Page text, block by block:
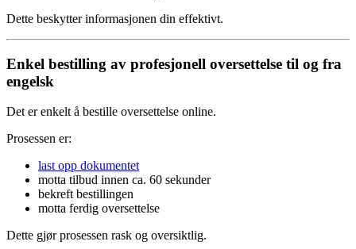
Dette beskytter informasjonen din effektivt.
Enkel bestilling av profesjonell oversettelse til og fra
engelsk
Det er enkelt å bestille oversettelse online.
Prosessen er:
last opp dokumentet
motta tilbud innen ca. 60 sekunder
bekreft bestillingen
motta ferdig oversettelse
Dette gjør prosessen rask og oversiktlig.